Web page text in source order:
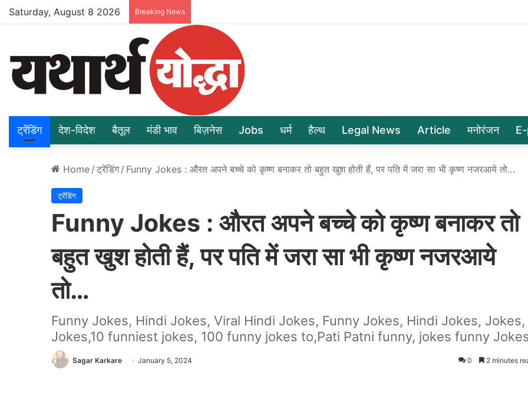
Saturday, August 8 2026 Breaking News
ट्रेंडिंग देश-विदेश बैतूल मंडी भाव बिज़नेस Jobs धर्म हैल्थ Legal News Article मनोरंजन
Home / ट्रेंडिंग / Funny Jokes : औरत अपने बच्‍चे को कृष्‍ण बनाकर तो बहुत खुश होती हैं, पर पति में जरा सा भी कृष्‍ण नजरआये तो…
ट्रेंडिंग
Funny Jokes : औरत अपने बच्‍चे को कृष्‍ण बनाकर तो
बहुत खुश होती हैं, पर पति में जरा सा भी कृष्‍ण नजरआये
तो…
Funny Jokes, Hindi Jokes, Viral Hindi Jokes, Funny Jokes, Hindi Jokes, Jokes,
Jokes,10 funniest jokes, 100 funny jokes to,Pati Patni funny, jokes funny
Sagar Karkare January 5, 2024 0 2 minutes